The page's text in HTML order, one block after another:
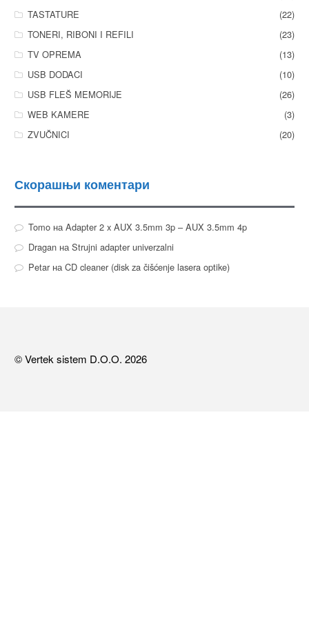
TASTATURE
(22)
TONERI, RIBONI I REFILI
(23)
TV OPREMA
(13)
USB DODACI
(10)
USB FLEŠ MEMORIJE
(26)
WEB KAMERE
(3)
ZVUČNICI
(20)
Скорашњи коментари
TomoнаAdapter 2 x AUX 3.5mm 3p – AUX 3.5mm 4p
DraganнаStrujni adapter univerzalni
PetarнаCD cleaner (disk za čišćenje lasera optike)
© Vertek sistem D.O.O. 2026